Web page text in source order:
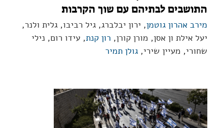
התושבים לבתיהם עם שוך הקרבות
מירב אהרון גוטמן, ירון יבלברג, גיל רביבו, גלית ולנר,
יעל אילת ון אסן, מורן קורן, רון קנת, עידו רום, נילי
שחורי, מעיין שירי, גולן תמיר